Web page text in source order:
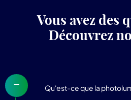
Vous avez des
Découvrez
Qu'est-ce que la